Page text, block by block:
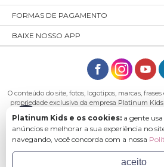
FORMAS DE PAGAMENTO
BAIXE NOSSO APP
O conteúdo do site, fotos, logotipos, marcas,
propriedade exclusiva da empresa Platinum Kids
direitos reservados. Platinum Kids - Platinum
CNPJ: 27.180.131/0001-54 Endereço: Rod. Ivo
89113-040
Platinum Kids e os cookies: a gente
anúncios e melhorar a sua experiência no
navegando, você concorda com a nossa
aceito